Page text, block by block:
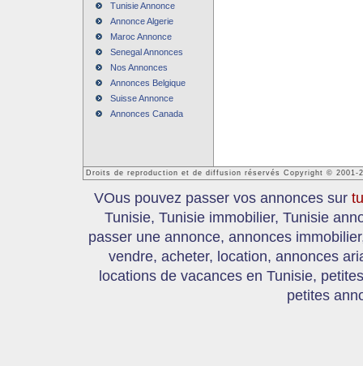
Tunisie Annonce
Annonce Algerie
Maroc Annonce
Senegal Annonces
Nos Annonces
Annonces Belgique
Suisse Annonce
Annonces Canada
Droits de reproduction et de diffusion réservés Copyright © 2001-
VOus pouvez passer vos annonces sur
Tunisie, Tunisie immobilier, Tunisie
passer une annonce, annonces
vendre, acheter, location, annonces
locations de vacances en Tunisie,
petites